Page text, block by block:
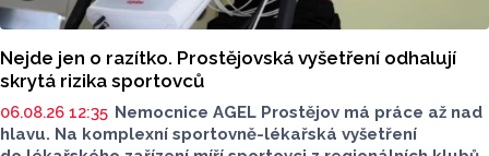
Nejde jen o razítko. Prostějovská vyšetření odhalují
skrytá rizika sportovců
06.08.26 12:35 Nemocnice AGEL Prostějov má práce až nad
hlavu. Na komplexní sportovně-lékařská vyšetření